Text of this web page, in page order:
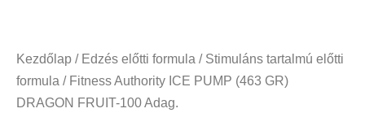
Kezdőlap / Edzés előtti formula / Stimuláns tartalmú előtti
formula / Fitness Authority ICE PUMP (463 GR)
DRAGON FRUIT-100 Adag.